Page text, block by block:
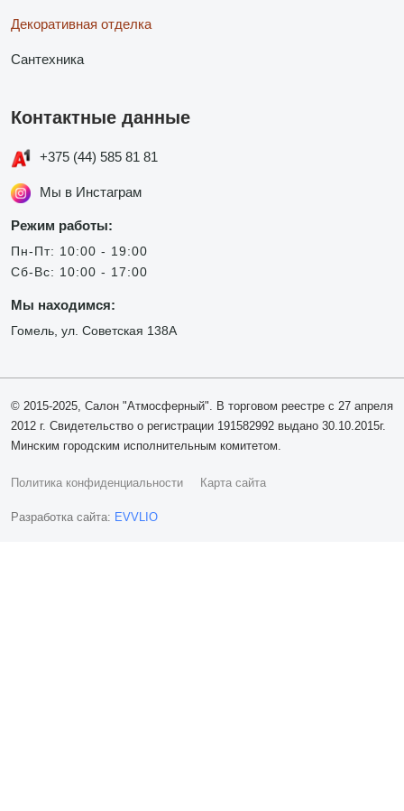
Декоративная отделка
Сантехника
Контактные данные
+375 (44) 585 81 81
Мы в Инстаграм
Режим работы:
Пн-Пт: 10:00 - 19:00
Сб-Вс: 10:00 - 17:00
Мы находимся:
Гомель, ул. Советская 138А
© 2015-2025, Салон "Атмосферный". В торговом реестре с 27 апреля
2012 г. Свидетельство о регистрации 191582992 выдано 30.10.2015г.
Минским городским исполнительным комитетом.
Политика конфиденциальности Карта сайта
Разработка сайта: EVVLIO